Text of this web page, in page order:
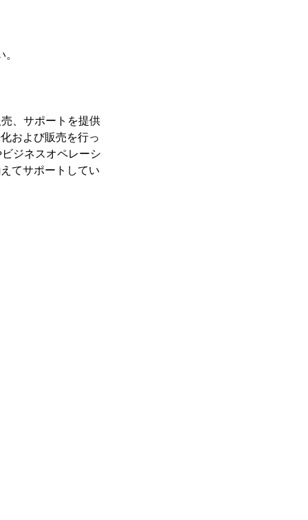
、サポートを提供
および販売を行っ
ジネスオペレーシ
てサポートしてい